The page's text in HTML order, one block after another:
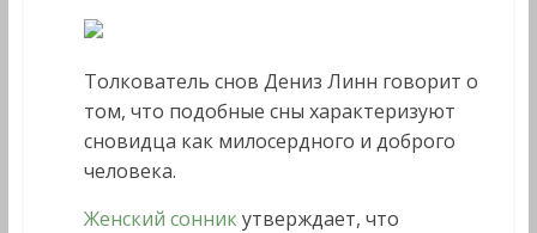
Толкователь снов Дениз Линн говорит о
том, что подобные сны характеризуют
сновидца как милосердного и доброго
человека.
Женский сонник утверждает, что